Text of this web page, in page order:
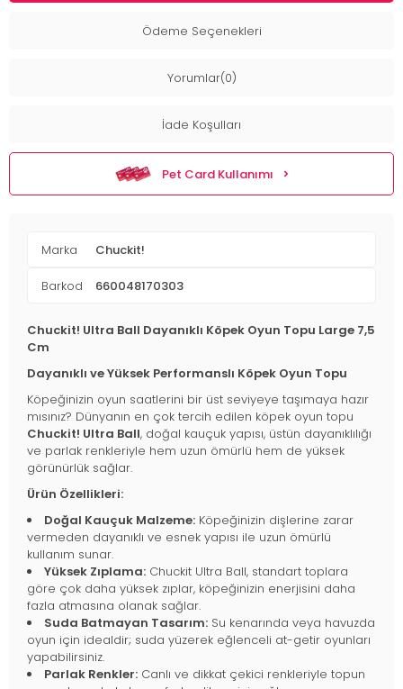
Ödeme Seçenekleri
Yorumlar(0)
İade Koşulları
Pet Card Kullanımı
Marka Chuckit!
Barkod 660048170303‬
Chuckit! Ultra Ball Dayanıklı Köpek Oyun Topu Large 7,5
Cm
Dayanıklı ve Yüksek Performanslı Köpek Oyun Topu
Köpeğinizin oyun saatlerini bir üst seviyeye taşımaya hazır
mısınız? Dünyanın en çok tercih edilen köpek oyun topu
Chuckit! Ultra Ball, doğal kauçuk yapısı, üstün dayanıklılığı
ve parlak renkleriyle hem uzun ömürlü hem de yüksek
görünürlük sağlar.
Ürün Özellikleri:
Doğal Kauçuk Malzeme: Köpeğinizin dişlerine zarar
vermeden dayanıklı ve esnek yapısı ile uzun ömürlü
kullanım sunar.
Yüksek Zıplama: Chuckit Ultra Ball, standart toplara
göre çok daha yüksek zıplar, köpeğinizin enerjisini daha
fazla atmasına olanak sağlar.
Suda Batmayan Tasarım: Su kenarında veya havuzda
oyun için idealdir; suda yüzerek eğlenceli at-getir oyunları
yapabilirsiniz.
Parlak Renkler: Canlı ve dikkat çekici renkleriyle topun